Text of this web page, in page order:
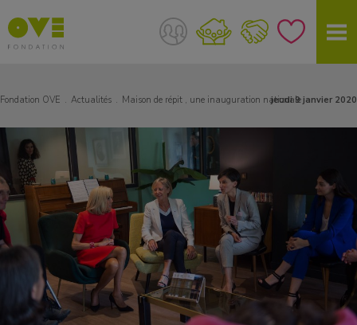
Fondation OVE Actualités Maison de répit , une inauguration nationalejeudi 9 janvier 2020